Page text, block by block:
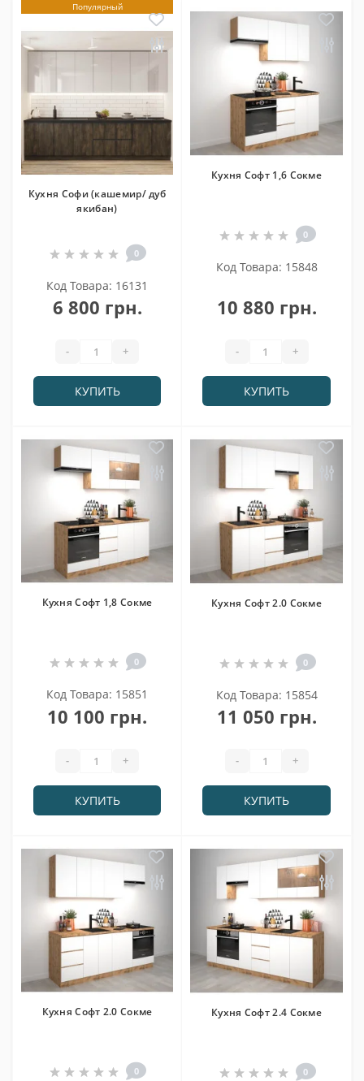
Популярный
Кухня Софи (кашемир/ дуб
якибан)
0
Код Товара: 16131
6 800 грн.
- +
КУПИТЬ
Кухня Софт 1,6 Сокме
0
Код Товара: 15848
10 880 грн.
- +
КУПИТЬ
Кухня Софт 1,8 Сокме
0
Код Товара: 15851
10 100 грн.
- +
КУПИТЬ
Кухня Софт 2.0 Сокме
0
Код Товара: 15854
11 050 грн.
- +
КУПИТЬ
Кухня Софт 2.0 Сокме
0
Кухня Софт 2.4 Сокме
0